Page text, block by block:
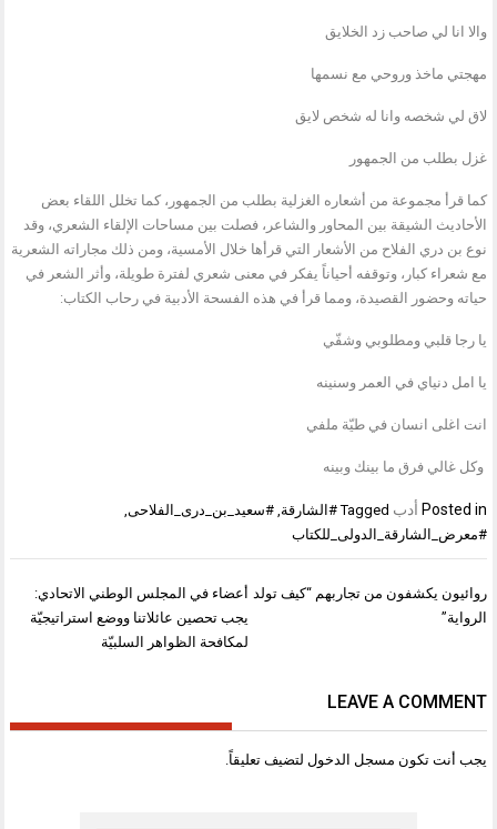
والا انا لي صاحب زد الخلايق
مهجتي ماخذ وروحي مع نسمها
لاق لي شخصه وانا له شخص لايق
غزل بطلب من الجمهور
كما قرأ مجموعة من أشعاره الغزلية بطلب من الجمهور، كما تخلل اللقاء بعض
الأحاديث الشيقة بين المحاور والشاعر، فصلت بين مساحات الإلقاء الشعري، وقد
نوع بن دري الفلاح من الأشعار التي قرأها خلال الأمسية، ومن ذلك مجاراته الشعرية
مع شعراء كبار، وتوقفه أحياناً يفكر في معنى شعري لفترة طويلة، وأثر الشعر في
حياته وحضور القصيدة، ومما قرأ في هذه الفسحة الأدبية في رحاب الكتاب:
يا رجا قلبي ومطلوبي وشفّي
يا امل دنياي في العمر وسنينه
انت اغلى انسان في طيّة ملفي
وكل غالي فرق ما بينك وبينه
Posted in أدب Tagged #الشارقة,#سعيد_بن_درى_الفلاحى,
#معرض_الشارقة_الدولى_للكتاب
تصفّح
المقالات
أعضاء في المجلس الوطني الاتحادي:
يجب تحصين عائلاتنا ووضع استراتيجيّة
لمكافحة الظواهر السلبيّة
روائيون يكشفون من تجاربهم “كيف تولد
الرواية”
LEAVE A COMMENT
يجب أنت تكون مسجل الدخول لتضيف تعليقاً.